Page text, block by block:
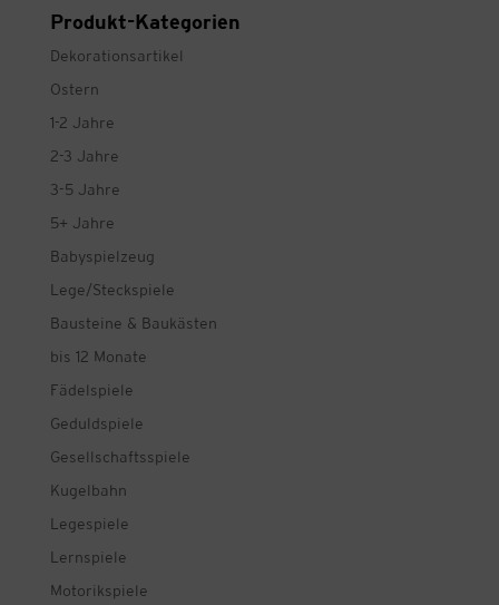
Produkt-Kategorien
Dekorationsartikel
Ostern
1-2 Jahre
2-3 Jahre
3-5 Jahre
5+ Jahre
Babyspielzeug
Lege/Steckspiele
Bausteine & Baukästen
bis 12 Monate
Fädelspiele
Geduldspiele
Gesellschaftsspiele
Kugelbahn
Legespiele
Lernspiele
Motorikspiele